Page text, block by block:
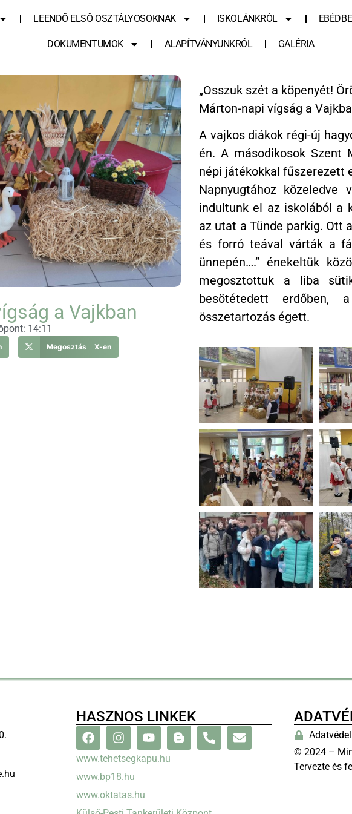
LEENDŐ ELSŐ OSZTÁLYOSOKNAK ISKOLÁNKRÓL
DOKUMENTUMOK ALAPÍTVÁNYUNKRÓL GALÉRIA
a Vajkban
14:11
Megosztás X-en
„Osszuk szét a köpenyét!
Márton-napi vígság a
A vajkos diákok régi-új
én. A másodikosok Szent
népi játékokkal fűszerezett
Napnyugtához közeledve
indultunk el az iskolából a
az utat a Tünde parkig. Ott
és forró teával várták a
ünnepén….” énekeltük
megosztottuk a liba
besötétedett erdőben,
összetartozás égett.
HASZNOS LINKEK
www.tehetsegkapu.hu
www.bp18.hu
www.oktatas.hu
© 2024 –
Tervezte és